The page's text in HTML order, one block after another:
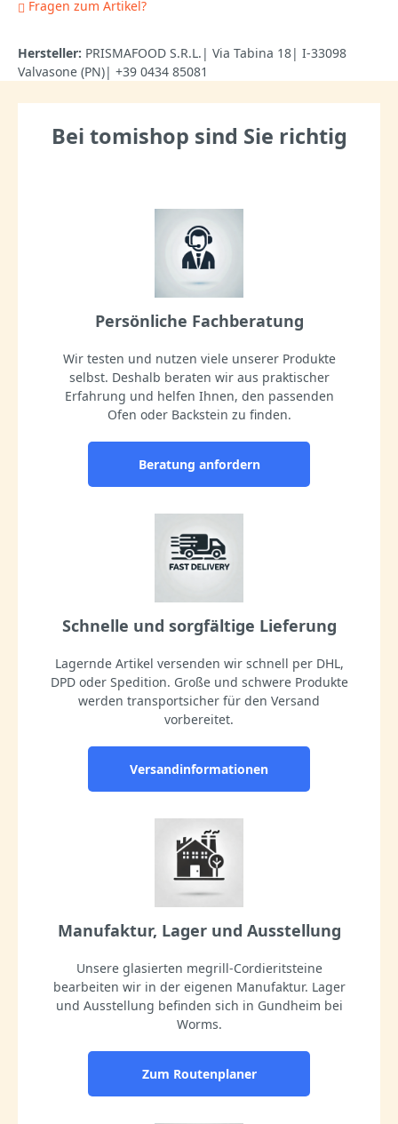
Fragen zum Artikel?
Hersteller: PRISMAFOOD S.R.L.| Via Tabina 18| I-33098
Valvasone (PN)| +39 0434 85081
Bei tomishop sind Sie richtig
Persönliche Fachberatung
Wir testen und nutzen viele unserer Produkte
selbst. Deshalb beraten wir aus praktischer
Erfahrung und helfen Ihnen, den passenden
Ofen oder Backstein zu finden.
Beratung anfordern
Schnelle und sorgfältige Lieferung
Lagernde Artikel versenden wir schnell per DHL,
DPD oder Spedition. Große und schwere Produkte
werden transportsicher für den Versand
vorbereitet.
Versandinformationen
Manufaktur, Lager und Ausstellung
Unsere glasierten megrill-Cordieritsteine
bearbeiten wir in der eigenen Manufaktur. Lager
und Ausstellung befinden sich in Gundheim bei
Worms.
Zum Routenplaner